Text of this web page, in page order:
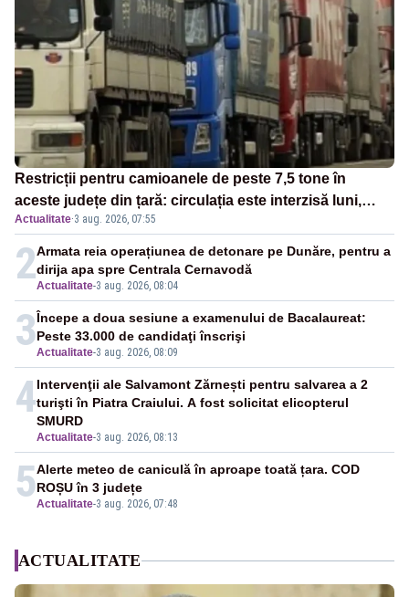
Restricții pentru camioanele de peste 7,5 tone în
aceste județe din țară: circulația este interzisă luni,
între orele 12:00 și 20:00
Actualitate·3 aug. 2026, 07:55
2Actualitate-3 aug. 2026, 08:04
Armata reia operațiunea de detonare pe Dunăre, pentru a
dirija apa spre Centrala Cernavodă
3Actualitate-3 aug. 2026, 08:09
Începe a doua sesiune a examenului de Bacalaureat:
Peste 33.000 de candidaţi înscrişi
4
Actualitate-3 aug. 2026, 08:13
Intervenţii ale Salvamont Zărnești pentru salvarea a 2
turişti în Piatra Craiului. A fost solicitat elicopterul
SMURD
5Actualitate-3 aug. 2026, 07:48
Alerte meteo de caniculă în aproape toată țara. COD
ROȘU în 3 județe
ACTUALITATE